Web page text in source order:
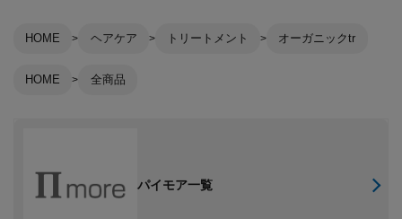
HOME ヘアケア トリートメント オーガニックtr
HOME 全商品
パイモア一覧